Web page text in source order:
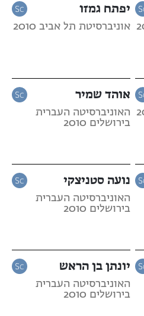
יפתח גמזו
אוניברסיטת תל אביב 2010
אוהד שמיר
האוניברסיטה העברית
בירושלים 2010
נועה סטניצקי
האוניברסיטה העברית
בירושלים 2010
יונתן בן הראש
האוניברסיטה העברית
בירושלים 2010